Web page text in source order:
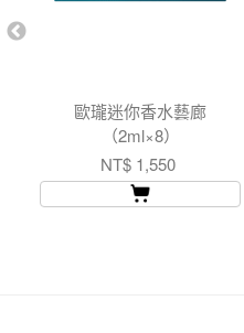
歐瓏迷你香水藝廊
（2ml×8）
NT$ 1,550